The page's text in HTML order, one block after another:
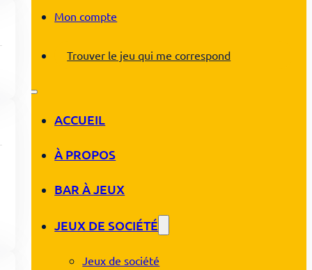
Mon compte
Trouver le jeu qui me correspond
ACCUEIL
À PROPOS
BAR À JEUX
JEUX DE SOCIÉTÉ
Jeux de société